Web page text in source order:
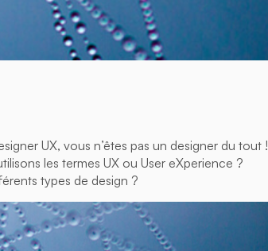
UX, vous n’êtes pas un designer du tout !
les termes UX ou User eXperience ?
types de design ?